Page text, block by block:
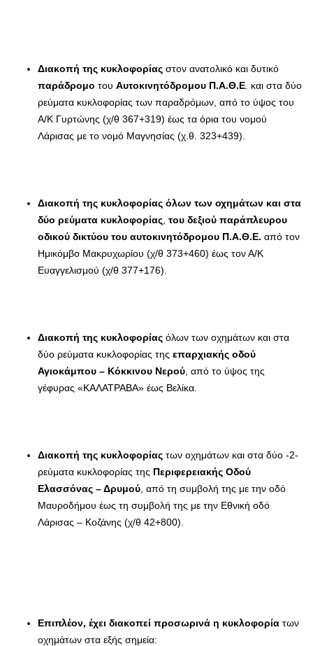
Διακοπή της κυκλοφορίας στον ανατολικό και δυτικό
παράδρομο του Αυτοκινητόδρομου Π.Α.Θ.Ε . και στα δύο
ρεύματα κυκλοφορίας των παραδρόμων, από το ύψος του
Α/Κ Γυρτώνης (χ/θ 367+319) έως τα όρια του νομού
Λάρισας με το νομό Μαγνησίας (χ.θ. 323+439).
Διακοπή της κυκλοφορίας όλων των οχημάτων και στα
δύο ρεύματα κυκλοφορίας του δεξιού παράπλευρου
οδικού δικτύου του αυτοκινητόδρομου Π.Α.Θ.Ε. από τον
Ημικόμβο Μακρυχωρίου (χ/θ 373+460) έως τον Α/Κ
Ευαγγελισμού (χ/θ 377+176).
Διακοπή της κυκλοφορίας όλων των οχημάτων και στα
δύο ρεύματα κυκλοφορίας της επαρχιακής οδού
Αγιοκάμπου – Κόκκινου Νερού , από το ύψος της
γέφυρας «ΚΑΛΑΤΡΑΒΑ» έως Βελίκα.
Διακοπή της κυκλοφορίας των οχημάτων και στα δύο -2-
ρεύματα κυκλοφορίας της Περιφερειακής Οδού
Ελασσόνας – Δρυμού , από τη συμβολή της με την οδό
Μαυροδήμου έως τη συμβολή της με την Εθνική οδό
Λάρισας – Κοζάνης (χ/θ 42+800).
Επιπλέον, έχει διακοπεί προσωρινά η κυκλοφορία των
οχημάτων στα εξής σημεία: